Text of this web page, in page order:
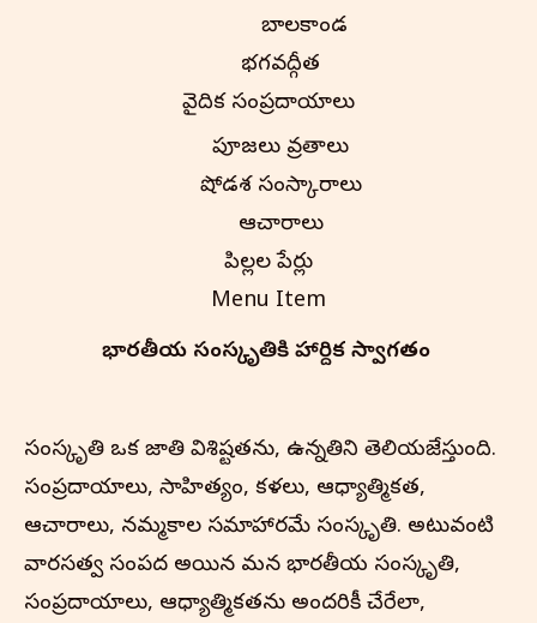
బాలకాండ
భగవద్గీత
వైదిక సంప్రదాయాలు
పూజలు వ్రతాలు
షోడశ సంస్కారాలు
ఆచారాలు
పిల్లల పేర్లు
Menu Item
భారతీయ సంస్కృతి‌కి హార్దిక స్వాగతం
సంస్కృతి ఒక జాతి విశిష్టతను, ఉన్నతిని తెలియజేస్తుంది.
సంప్రదాయాలు, సాహిత్యం, కళలు, ఆధ్యాత్మికత,
ఆచారాలు, నమ్మకాల సమాహారమే సంస్కృతి. అటువంటి
వారసత్వ సంపద అయిన మన భారతీయ సంస్కృతి,
సంప్రదాయాలు, ఆధ్యాత్మికతను అందరికీ చేరేలా,